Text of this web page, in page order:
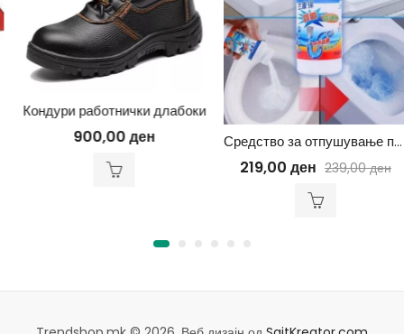
Кондури работнички длабоки
900,00ден Средство за отпушување прав
219,00ден 239,00ден